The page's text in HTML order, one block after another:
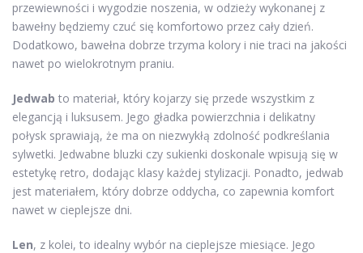
przewiewności i wygodzie noszenia, w odzieży wykonanej z
bawełny będziemy czuć się komfortowo przez cały dzień.
Dodatkowo, bawełna dobrze trzyma kolory i nie traci na jakości
nawet po wielokrotnym praniu.
Jedwab to materiał, który kojarzy się przede wszystkim z
elegancją i luksusem. Jego gładka powierzchnia i delikatny
połysk sprawiają, że ma on niezwykłą zdolność podkreślania
sylwetki. Jedwabne bluzki czy sukienki doskonale wpisują się w
estetykę retro, dodając klasy każdej stylizacji. Ponadto, jedwab
jest materiałem, który dobrze oddycha, co zapewnia komfort
nawet w cieplejsze dni.
Len, z kolei, to idealny wybór na cieplejsze miesiące. Jego